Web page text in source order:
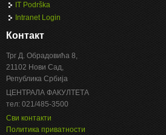
IT Podrška
Intranet Login
Контакт
Трг Д. Обрадовића 8,
21102 Нови Сад,
Република Србија
ЦЕНТРАЛА ФАКУЛТЕТА
тел: 021/485-3500
Сви контакти
Политика приватности